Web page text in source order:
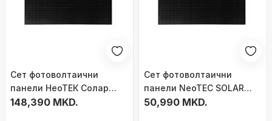
Сет фотоволтаични
панели НеоТЕК Солар
Пјур Блек 11.4 kW, 24x475
148,390 MKD.
Сет фотоволтаични
панели NeoTEC SOLAR
Pure Black 3.8kW, 8x475W,
50,990 MKD.